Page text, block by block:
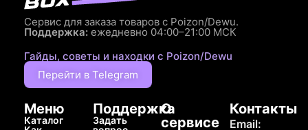
Сервис для заказа товаров с Poizon/Dewu.
Поддержка: ежедневно 04:00–21:00 МСК
Гайды, советы и находки с Poizon/Dewu
Перейти в Telegram
Меню
Каталог
Поддержка
Задать
О
сервисе
Контакты
Email: